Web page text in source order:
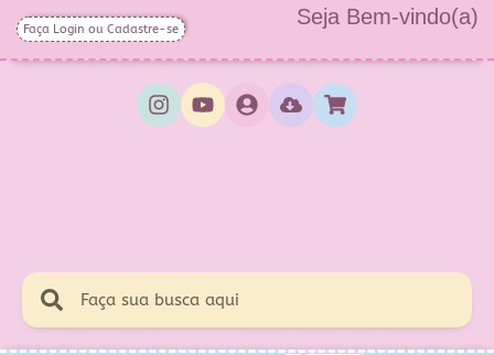
Faça Login ou Cadastre-se
Seja Bem-vindo(a)